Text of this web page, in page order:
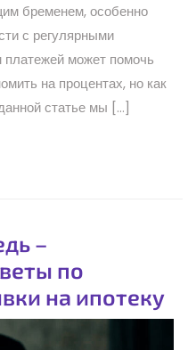
бременем, особенно
с регулярными
может помочь
на процентах, но как
статье мы […]
–
по
на ипотеку